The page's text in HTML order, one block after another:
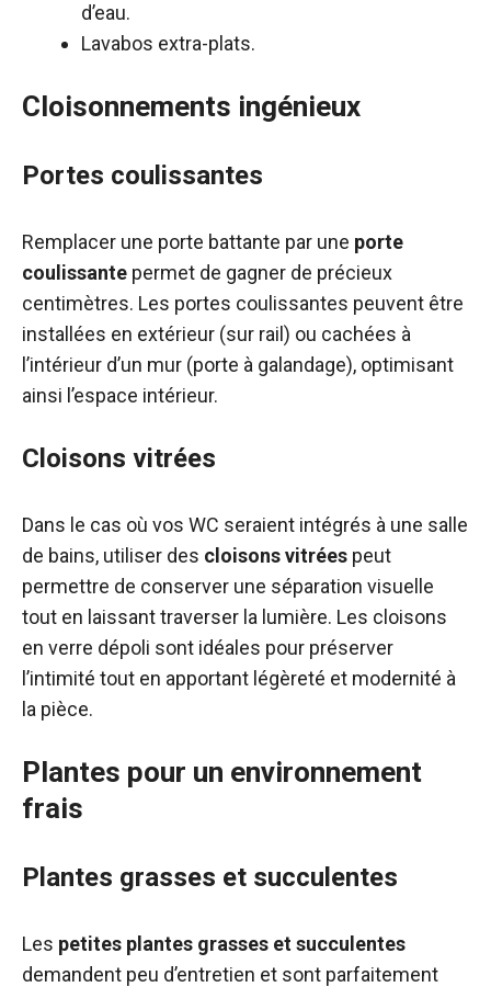
d’eau.
Lavabos extra-plats.
Cloisonnements ingénieux
Portes coulissantes
Remplacer une porte battante par une porte
coulissante permet de gagner de précieux
centimètres. Les portes coulissantes peuvent être
installées en extérieur (sur rail) ou cachées à
l’intérieur d’un mur (porte à galandage), optimisant
ainsi l’espace intérieur.
Cloisons vitrées
Dans le cas où vos WC seraient intégrés à une salle
de bains, utiliser des cloisons vitrées peut
permettre de conserver une séparation visuelle
tout en laissant traverser la lumière. Les cloisons
en verre dépoli sont idéales pour préserver
l’intimité tout en apportant légèreté et modernité à
la pièce.
Plantes pour un environnement
frais
Plantes grasses et succulentes
Les petites plantes grasses et succulentes
demandent peu d’entretien et sont parfaitement